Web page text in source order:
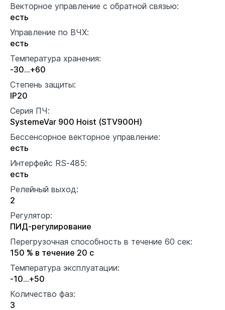
Векторное управление с обратной связью:
есть
Управление по ВЧХ:
есть
Температура хранения:
-30...+60
Степень защиты:
IP20
Серия ПЧ:
SystemeVar 900 Hoist (STV900H)
Бессенсорное векторное управление:
есть
Интерфейс RS-485:
есть
Релейный выход:
2
Регулятор:
ПИД-регулирование
Перегрузочная способность в течение 60 сек:
150 % в течение 20 с
Температура эксплуатации:
-10...+50
Количество фаз:
3